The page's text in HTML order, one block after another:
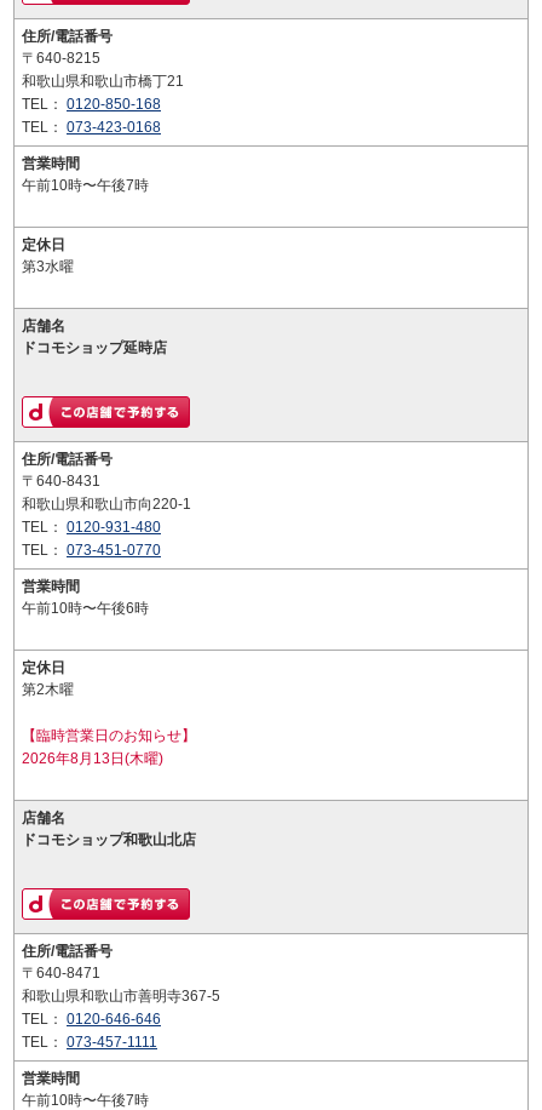
住所/電話番号
〒640-8215
和歌山県和歌山市橋丁21
TEL： 0120-850-168
TEL： 073-423-0168
営業時間
午前10時〜午後7時
定休日
第3水曜
店舗名
ドコモショップ延時店
住所/電話番号
〒640-8431
和歌山県和歌山市向220-1
TEL： 0120-931-480
TEL： 073-451-0770
営業時間
午前10時〜午後6時
定休日
第2木曜
【臨時営業日のお知らせ】
2026年8月13日(木曜)
店舗名
ドコモショップ和歌山北店
住所/電話番号
〒640-8471
和歌山県和歌山市善明寺367-5
TEL： 0120-646-646
TEL： 073-457-1111
営業時間
午前10時〜午後7時